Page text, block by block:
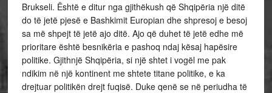
Brukseli. Është e ditur nga gjithëkush që Shqipëria një ditë
do të jetë pjesë e Bashkimit Europian dhe shpresoj e besoj
sa më shpejt të jetë ajo ditë. Ajo që duhet të jetë edhe më
prioritare është besnikëria e pashoq ndaj kësaj hapësire
politike. Gjithnjë Shqipëria, si një shtet i vogël me pak
ndikim në një kontinent me shtete titane politike, e ka
drejtuar politikën drejt fuqisë. Duke qenë se në periudha të